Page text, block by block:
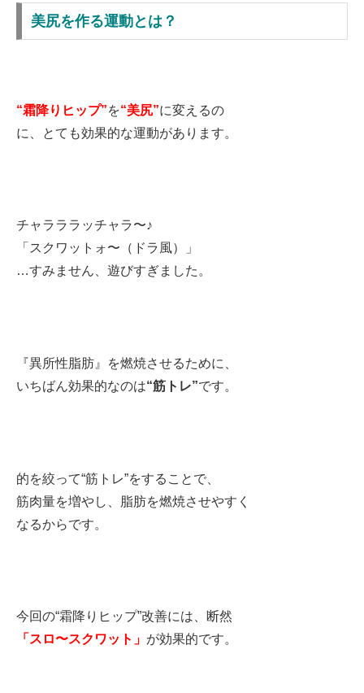
美尻を作る運動とは？
“霜降りヒップ”を“美尻”に変えるの
に、とても効果的な運動があります。
チャラララッチャラ〜♪
「スクワットォ〜（ドラ風）」
…すみません、遊びすぎました。
『異所性脂肪』を燃焼させるために、
いちばん効果的なのは“筋トレ”です。
的を絞って“筋トレ”をすることで、
筋肉量を増やし、脂肪を燃焼させやすく
なるからです。
今回の“霜降りヒップ”改善には、断然
「スロ〜スクワット」 が効果的です。